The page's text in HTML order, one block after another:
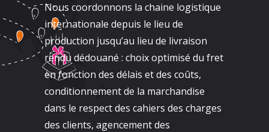
Nous coordonnons la chaine logistique
internationale depuis le lieu de
production jusqu’au lieu de livraison
rendu dédouané : choix optimisé du fret
en fonction des délais et des coûts,
conditionnement de la marchandise
dans le respect des cahiers des charges
des clients, agencement des